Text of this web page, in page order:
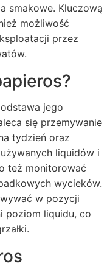
smakowe. Kluczową
możliwość
przez
jego
się przemywanie
tydzień oraz
liquidów i
też monitorować
wycieków.
w pozycji
poziom liquidu, co